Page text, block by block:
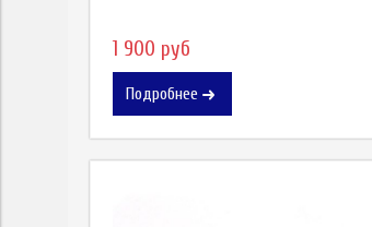
1 900 руб
Подробнее